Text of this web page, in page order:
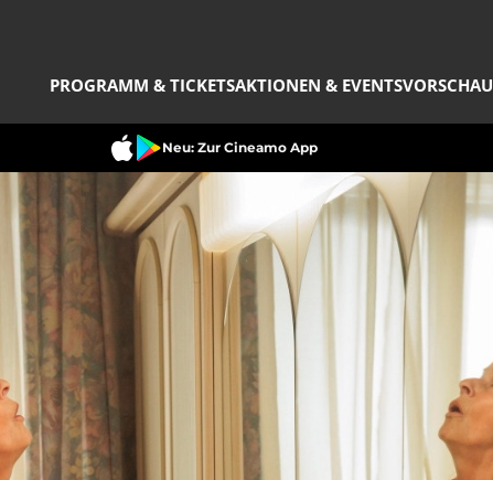
PROGRAMM & TICKETSAKTIONEN & EVENTSVORSCHAU
Neu: Zur Cineamo App